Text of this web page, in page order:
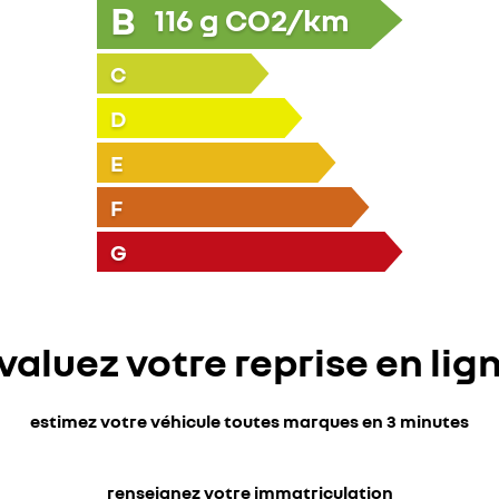
B 116 g CO2/km
C
D
E
F
G
votre reprise en
estimez votre véhicule toutes marques en 3 minutes
renseignez votre immatriculation